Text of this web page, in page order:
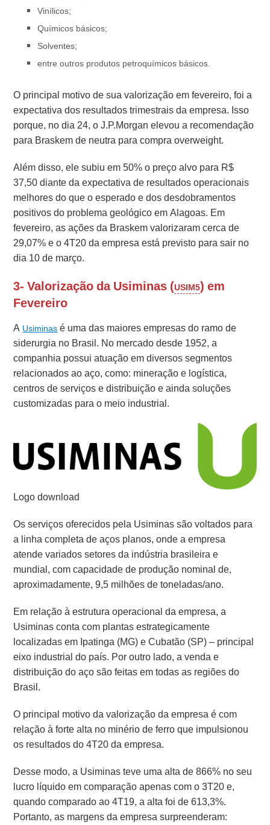
Vinílicos;
Químicos básicos;
Solventes;
entre outros produtos petroquímicos básicos.
O principal motivo de sua valorização em fevereiro, foi a
expectativa dos resultados trimestrais da empresa. Isso
porque, no dia 24, o J.P.Morgan elevou a recomendação
para Braskem de neutra para compra overweight.
Além disso, ele subiu em 50% o preço alvo para R$
37,50 diante da expectativa de resultados operacionais
melhores do que o esperado e dos desdobramentos
positivos do problema geológico em Alagoas. Em
fevereiro, as ações da Braskem valorizaram cerca de
29,07% e o 4T20 da empresa está previsto para sair no
dia 10 de março.
3- Valorização da Usiminas (USIM5) em
Fevereiro
A Usiminas é uma das maiores empresas do ramo de
siderurgia no Brasil. No mercado desde 1952, a
companhia possui atuação em diversos segmentos
relacionados ao aço, como: mineração e logística,
centros de serviços e distribuição e ainda soluções
customizadas para o meio industrial.
Logo download
Os serviços oferecidos pela Usiminas são voltados para
a linha completa de aços planos, onde a empresa
atende variados setores da indústria brasileira e
mundial, com capacidade de produção nominal de,
aproximadamente, 9,5 milhões de toneladas/ano.
Em relação à estrutura operacional da empresa, a
Usiminas conta com plantas estrategicamente
localizadas em Ipatinga (MG) e Cubatão (SP) – principal
eixo industrial do país. Por outro lado, a venda e
distribuição do aço são feitas em todas as regiões do
Brasil.
O principal motivo da valorização da empresa é com
relação à forte alta no minério de ferro que impulsionou
os resultados do 4T20 da empresa.
Desse modo, a Usiminas teve uma alta de 866% no seu
lucro líquido em comparação apenas com o 3T20 e,
quando comparado ao 4T19, a alta foi de 613,3%.
Portanto, as margens da empresa surpreenderam: